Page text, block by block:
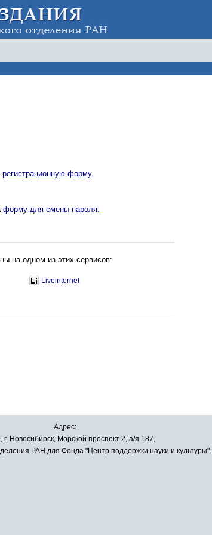
регистрационную форму.
форму для смены пароля.
на одном из этих сервисов:
Liveinternet
Адрес:
г. Новосибирск, Морской проспект 2, а/я 187,
РАН для Фонда "Центр поддержки науки и культуры".